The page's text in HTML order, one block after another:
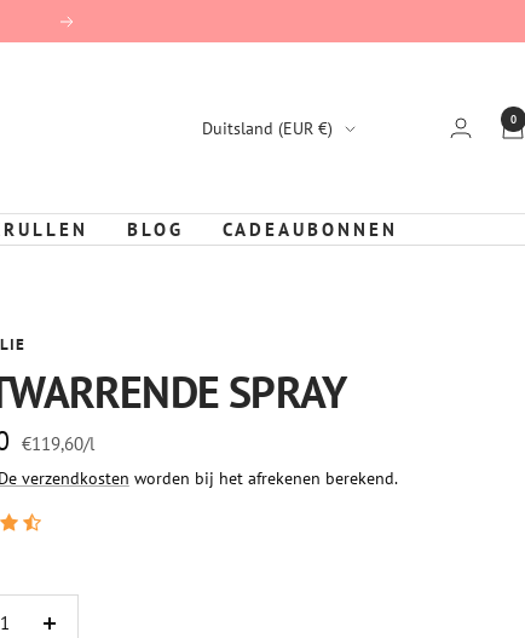
Vervolg
Land/Region
Duitsland (EUR €) 0
BLOG CADEAUBONNEN
SPRAY
€119,60/l
De verzendkosten worden bij het afrekenen berekend.